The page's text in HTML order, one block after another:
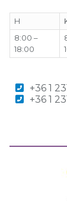
H
8:00 –
18:00
+36 1
+36 1